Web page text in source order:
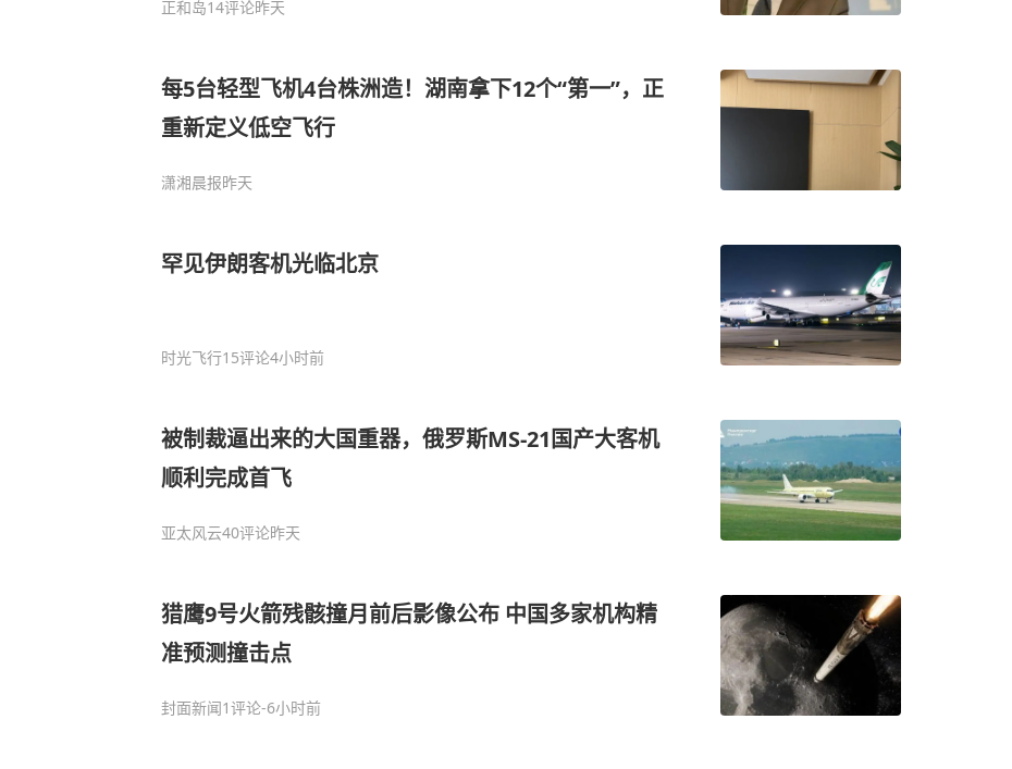
正和岛14评论昨天
每5台轻型飞机4台株洲造！湖南拿下12个“第一”，正
重新定义低空飞行
潇湘晨报昨天
罕见伊朗客机光临北京
时光飞行15评论4小时前
被制裁逼出来的大国重器，俄罗斯MS‑21国产大客机
顺利完成首飞
亚太风云40评论昨天
猎鹰9号火箭残骸撞月前后影像公布 中国多家机构精
准预测撞击点
封面新闻1评论-6小时前